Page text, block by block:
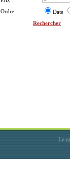
Ordre
Date
Rechercher
Le